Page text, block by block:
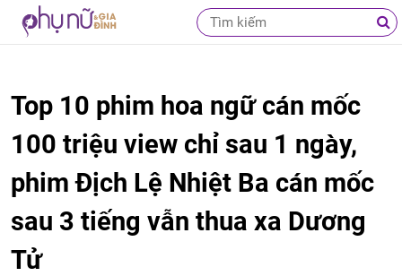
Top 10 phim hoa ngữ cán mốc
100 triệu view chỉ sau 1 ngày,
phim Địch Lệ Nhiệt Ba cán mốc
sau 3 tiếng vẫn thua xa Dương
Tử